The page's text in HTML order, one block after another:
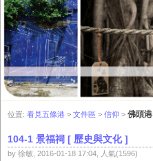
位置: 看見五條港 > 文件區 > 信仰 > 佛頭港
104-1 景福祠 [ 歷史與文化 ]
by 徐敏, 2016-01-18 17:04, 人氣(1596)